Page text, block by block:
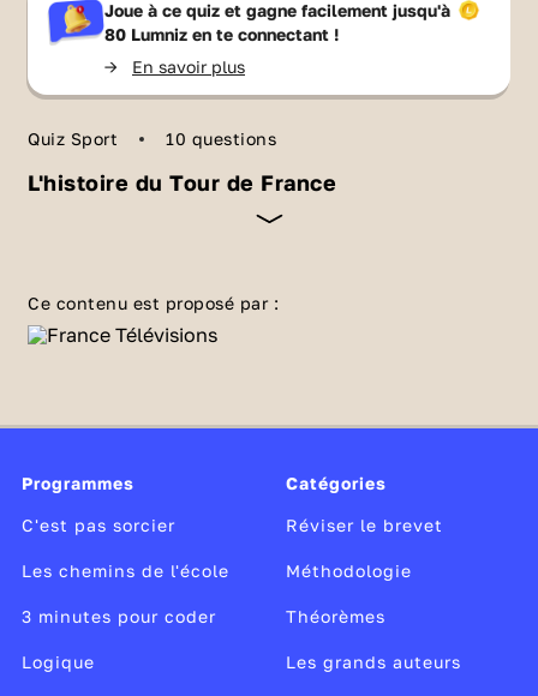
Joue à ce quiz et gagne facilement jusqu'à
80 Lumniz en te connectant !
-> En savoir plus
Quiz Sport 10 questions
L'histoire du Tour de France
compétition de cyclisme sur route par étapes.
Au fil des années, cette course s’est imposée
connaissances sur la petite histoire de la
Ce contenu est proposé par :
Programmes
C'est pas sorcier
Les chemins de l'école
3 minutes pour coder
Logique
Catégories
Réviser le brevet
Méthodologie
Théorèmes
Les grands auteurs